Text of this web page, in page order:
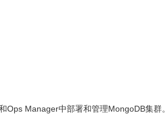
Ops Manager中部署和管理MongoDB集群。